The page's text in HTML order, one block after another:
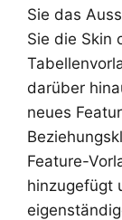
Sie das
Sie die Skin
darüber
neues
Feature-
hinzugefügt